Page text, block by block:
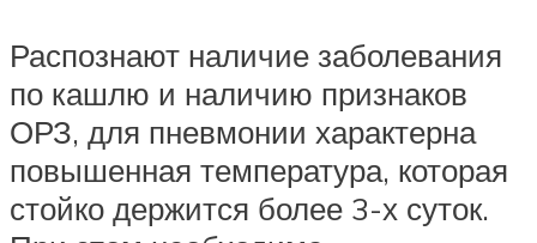
Распознают наличие заболевания
по кашлю и наличию признаков
ОРЗ, для пневмонии характерна
повышенная температура, которая
стойко держится более 3-х суток.